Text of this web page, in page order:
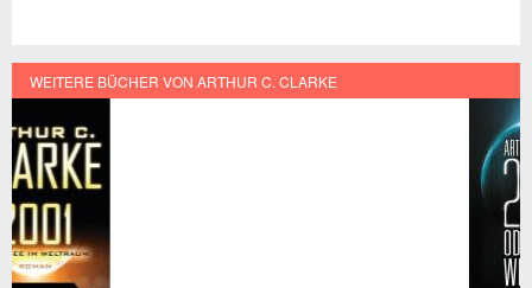
WEITERE BÜCHER VON ARTHUR C. CLARKE